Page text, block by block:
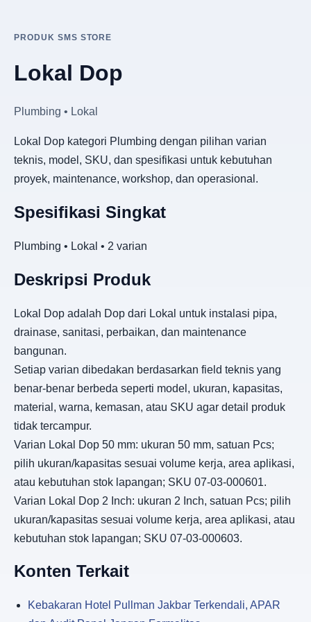
PRODUK SMS STORE
Lokal Dop
Plumbing • Lokal
Lokal Dop kategori Plumbing dengan pilihan varian
teknis, model, SKU, dan spesifikasi untuk kebutuhan
proyek, maintenance, workshop, dan operasional.
Spesifikasi Singkat
Plumbing • Lokal • 2 varian
Deskripsi Produk
Lokal Dop adalah Dop dari Lokal untuk instalasi pipa,
drainase, sanitasi, perbaikan, dan maintenance
bangunan.
Setiap varian dibedakan berdasarkan field teknis yang
benar-benar berbeda seperti model, ukuran, kapasitas,
material, warna, kemasan, atau SKU agar detail produk
tidak tercampur.
Varian Lokal Dop 50 mm: ukuran 50 mm, satuan Pcs;
pilih ukuran/kapasitas sesuai volume kerja, area aplikasi,
atau kebutuhan stok lapangan; SKU 07-03-000601.
Varian Lokal Dop 2 Inch: ukuran 2 Inch, satuan Pcs; pilih
ukuran/kapasitas sesuai volume kerja, area aplikasi, atau
kebutuhan stok lapangan; SKU 07-03-000603.
Konten Terkait
Kebakaran Hotel Pullman Jakbar Terkendali, APAR